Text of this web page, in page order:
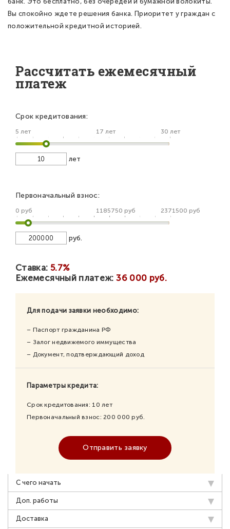
Вы спокойно ждете решения банка. Приоритет у граждан с
положительной кредитной историей.
Рассчитать ежемесячный
платеж
Срок кредитования:
5 лет 17 лет 30 лет
лет
Первоначальный взнос:
0 руб 1185750 руб 2371500 руб
руб.
Ставка: 5.7%
Ежемесячный платеж:36 000 руб.
Для подачи заявки необходимо:
– Паспорт гражданина РФ
– Залог недвижемого иммущества
– Документ, подтверждающий доход
Параметры кредита:
Срок кредитования: 10 лет
Первоначальный взнос: 200 000 руб.
Отправить заявку
С чего начать
Доп. работы
Доставка